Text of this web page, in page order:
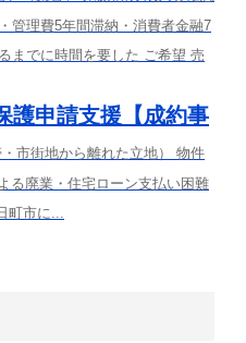
管理費5年間滞納・消費者金融7
までに時間を要した ご希望 売
護申請支援【成約事
市街地から離れた立地） 物件
る廃業・住宅ローン支払い困難
町市に...